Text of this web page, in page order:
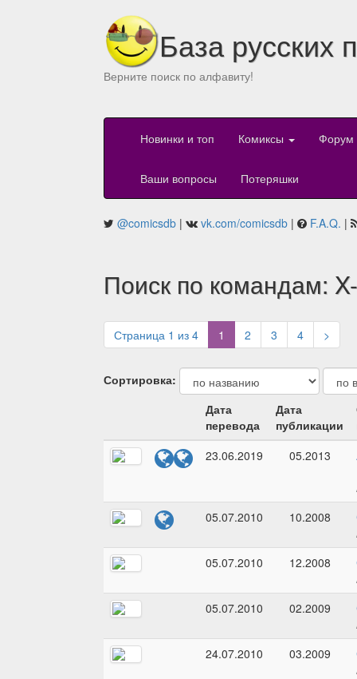
База русских
Верните поиск по алфавиту!
Новинки и топ Комиксы Форум
Ваши вопросы Потеряшки
@comicsdb | vk.com/comicsdb | F.A.Q. |
Поиск по командам:
Страница 1 из 4 1 (current)
2 3 4 >
Сортировка:
Дата
перевода
Дата
публикации
23.06.2019
05.2013
05.07.2010
10.2008
05.07.2010
12.2008
05.07.2010
02.2009
24.07.2010
03.2009